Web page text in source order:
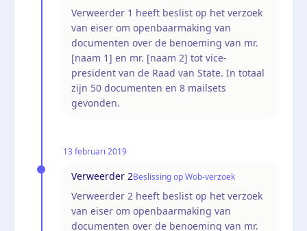
Verweerder 1 heeft beslist op het verzoek
van eiser om openbaarmaking van
documenten over de benoeming van mr.
[naam 1] en mr. [naam 2] tot vice-
president van de Raad van State. In totaal
zijn 50 documenten en 8 mailsets
gevonden.
13 februari 2019
Verweerder 2Beslissing op Wob-verzoek
Verweerder 2 heeft beslist op het verzoek
van eiser om openbaarmaking van
documenten over de benoeming van mr.